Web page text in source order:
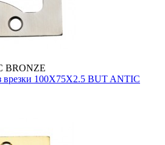
BRONZE
врезки 100X75X2.5 BUT ANTIC